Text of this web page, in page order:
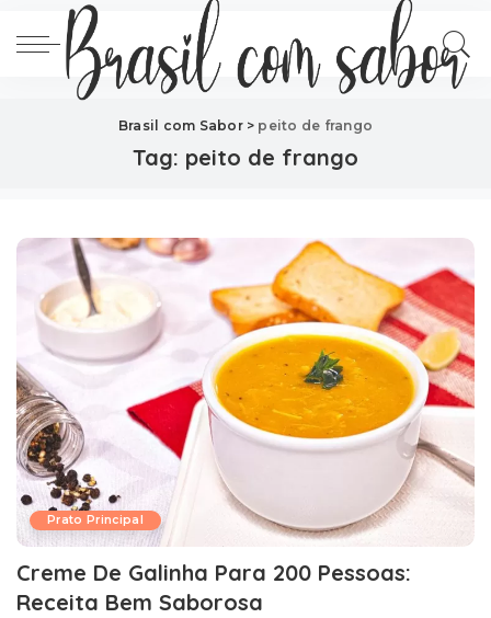
Brasil com Sabor> peito de frango
Tag: peito de frango
Prato Principal
Creme De Galinha Para 200 Pessoas:
Receita Bem Saborosa